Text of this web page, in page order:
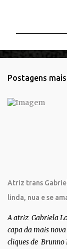
n
r
Postagens
Atriz trans
linda, nua e se
A atriz Gabriela
capa da mais
cliques de Brunno